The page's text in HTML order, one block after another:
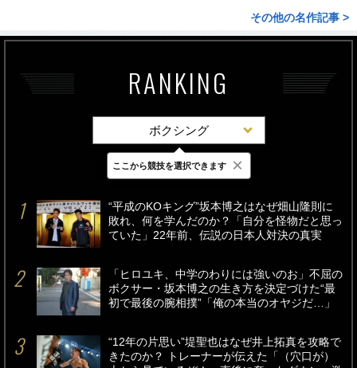
その他の名作記事 >
RANKING
ボクシング
最新 24時間 週間
“平成のKOキング”坂本博之はなぜ畑山隆則に
敗れ、何を学んだのか？「自分を怪物だと思っ
ていた」22年前、伝説の日本人対決の真実
「ヒロユキ、中学のわりには強いのお」不屈の
ボクサー・坂本博之の生き方を決定づけた“最
初で最後の腕相撲”「俺の本当のオヤジだ…」
“12年の片思い”堤聖也はなぜ井上拓真を攻略で
きたのか？ トレーナーが伝えた「（穴口が）
ここから競技を選択できます ×